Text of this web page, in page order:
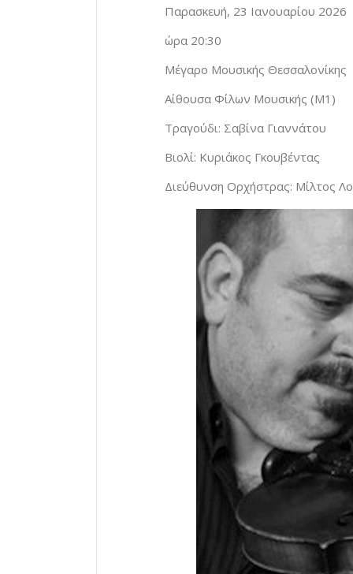
Παρασκευή, 23 Ιανουαρίου 2026
ώρα 20:30
Μέγαρο Μουσικής Θεσσαλονίκης
Αίθουσα Φίλων Μουσικής (Μ1)
Τραγούδι: Σαβίνα Γιαννάτου
Βιολί: Κυριάκος Γκουβέντας
Διεύθυνση Ορχήστρας: Μίλτος